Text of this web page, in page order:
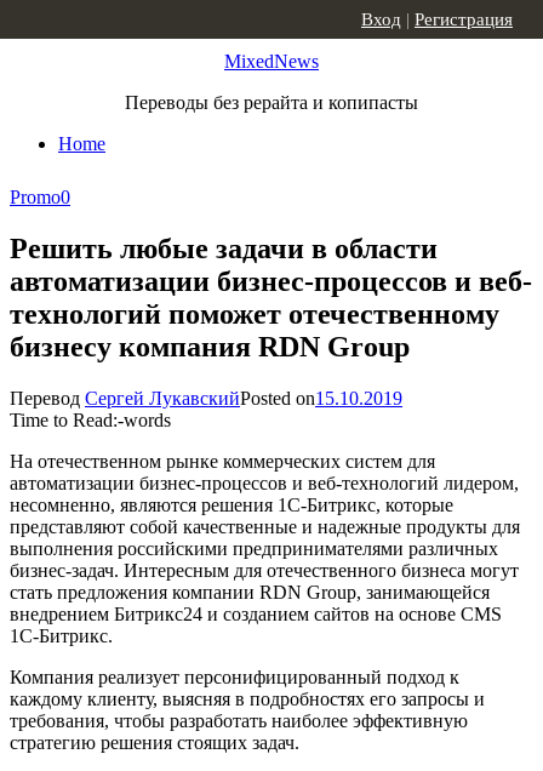
MixedNews
Переводы без рерайта и копипасты
Home
Вход | Регистрация
Promo0
Решить любые задачи в области
автоматизации бизнес-процессов и веб-
технологий поможет отечественному
бизнесу компания RDN Group
Перевод Сергей ЛукавскийPosted on15.10.2019
Time to Read:-words
На отечественном рынке коммерческих систем для
автоматизации бизнес-процессов и веб-технологий лидером,
несомненно, являются решения 1С-Битрикс, которые
представляют собой качественные и надежные продукты для
выполнения российскими предпринимателями различных
бизнес-задач. Интересным для отечественного бизнеса могут
стать предложения компании RDN Group, занимающейся
внедрением Битрикс24 и созданием сайтов на основе CMS
1C-Битрикс.
Компания реализует персонифицированный подход к
каждому клиенту, выясняя в подробностях его запросы и
требования, чтобы разработать наиболее эффективную
стратегию решения стоящих задач.